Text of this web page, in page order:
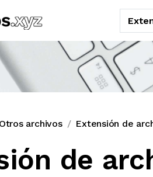
Otros archivos Extensión de
de